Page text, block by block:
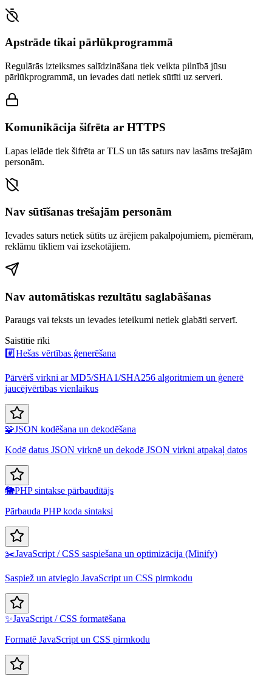
Apstrāde tikai pārlūkprogrammā
Regulārās izteiksmes salīdzināšana tiek veikta pilnībā jūsu
pārlūkprogrammā, un ievades dati netiek sūtīti uz serveri.
Komunikācija šifrēta ar HTTPS
Lapas ielāde tiek šifrēta ar TLS un tās saturs nav lasāms trešajām
personām.
Nav sūtīšanas trešajām personām
Ievades saturs netiek sūtīts uz ārējiem pakalpojumiem, piemēram,
reklāmu tīkliem vai izsekotājiem.
Nav automātiskas rezultātu saglabāšanas
Paraugs vai teksts un ievades ieteikumi netiek glabāti serverī.
Saistītie rīki
#️⃣ Hešas vērtības ģenerēšana
Pārvērš virkni ar MD5/SHA1/SHA256 algoritmiem un ģenerē
jaucējvērtības vienlaikus
🧩JSON kodēšana un dekodēšana
Kodē datus JSON virknē un dekodē JSON virkni atpakaļ datos
🐘PHP sintakse pārbaudītājs
Pārbauda PHP koda sintaksi
✂️JavaScript / CSS saspiešana un optimizācija (Minify)
Saspiež un atvieglo JavaScript un CSS pirmkodu
✨JavaScript / CSS formatēšana
Formatē JavaScript un CSS pirmkodu